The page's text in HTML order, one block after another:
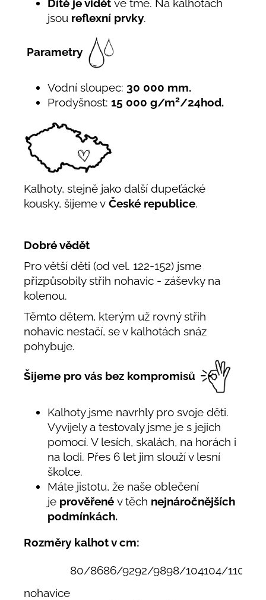
Dítě je vidět ve tmě. Na kalhotách
jsou reflexní prvky.
Parametry
Vodní sloupec: 30 000 mm.
Prodyšnost: 15 000 g/m2/24hod.
Kalhoty, stejně jako další dupeťácké
kousky, šijeme v České republice.
Dobré vědět
Pro větší děti (od vel. 122-152) jsme
přizpůsobily střih nohavic - záševky na
kolenou.
Těmto dětem, kterým už rovný střih
nohavic nestačí, se v kalhotách snáz
pohybuje.
Šijeme pro vás bez kompromisů
Kalhoty jsme navrhly pro svoje děti.
Vyvíjely a testovaly jsme je s jejich
pomocí. V lesích, skalách, na horách i
na lodi. Přes 6 let jim slouží v lesní
školce.
Máte jistotu, že naše oblečení
je prověřené v těch nejnáročnějších
podmínkách.
Rozměry kalhot v cm:
80/8686/9292/9898/104104/110
nohavice